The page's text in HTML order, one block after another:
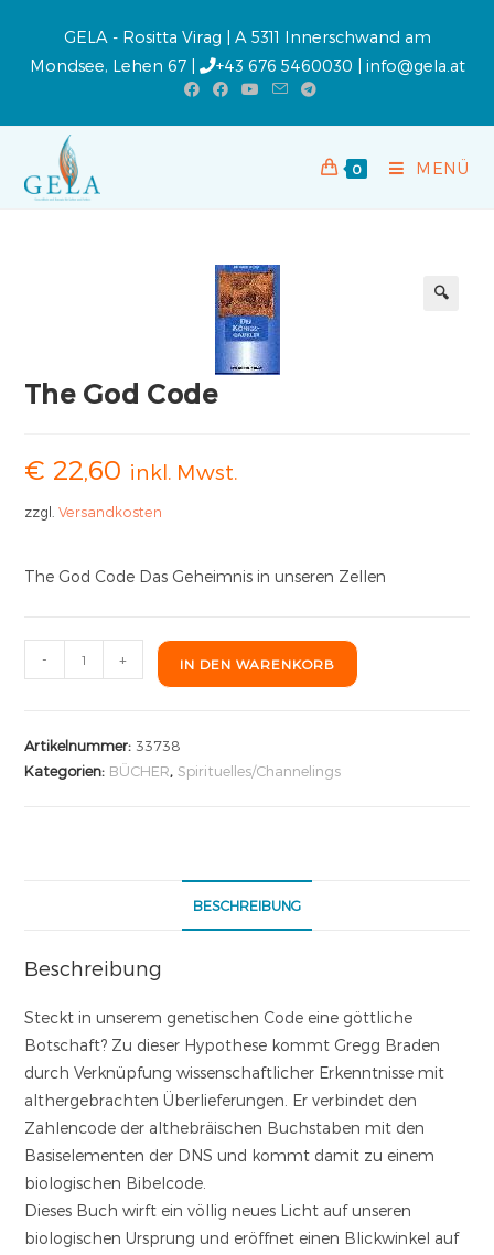
GELA - Rositta Virag | A 5311 Innerschwand am
Mondsee, Lehen 67 |
+43 676 5460030 | info@gela.at
0 MENÜ
The God Code
€ 22,60 inkl. Mwst.
zzgl.Versandkosten
The God Code Das Geheimnis in unseren Zellen
- + IN DEN WARENKORB
Artikelnummer: 33738
Kategorien: BÜCHER,Spirituelles/Channelings
BESCHREIBUNG
Beschreibung
Steckt in unserem genetischen Code eine göttliche
Botschaft? Zu dieser Hypothese kommt Gregg Braden
durch Verknüpfung wissenschaftlicher Erkenntnisse mit
althergebrachten Überlieferungen. Er verbindet den
Zahlencode der althebräischen Buchstaben mit den
Basiselementen der DNS und kommt damit zu einem
biologischen Bibelcode.
Dieses Buch wirft ein völlig neues Licht auf unseren
biologischen Ursprung und eröffnet einen Blickwinkel auf